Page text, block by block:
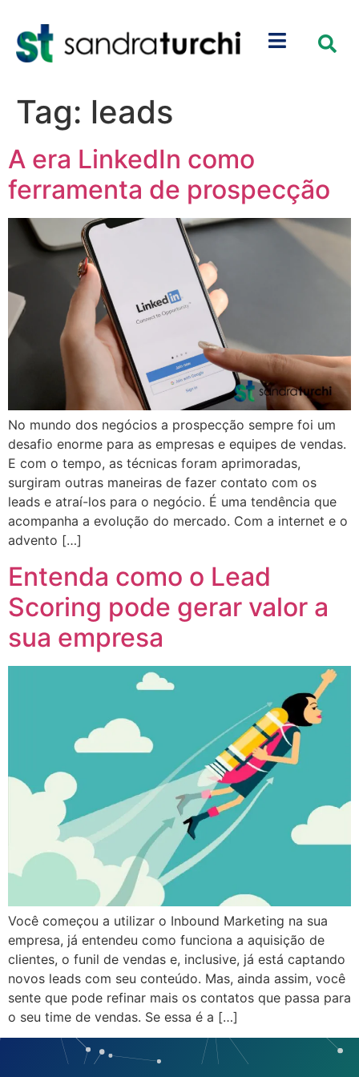
Tag: leads
A era LinkedIn como
ferramenta de prospecção
No mundo dos negócios a prospecção sempre foi um
desafio enorme para as empresas e equipes de vendas.
E com o tempo, as técnicas foram aprimoradas,
surgiram outras maneiras de fazer contato com os
leads e atraí-los para o negócio. É uma tendência que
acompanha a evolução do mercado. Com a internet e o
advento […]
Entenda como o Lead
Scoring pode gerar valor a
sua empresa
Você começou a utilizar o Inbound Marketing na sua
empresa, já entendeu como funciona a aquisição de
clientes, o funil de vendas e, inclusive, já está captando
novos leads com seu conteúdo. Mas, ainda assim, você
sente que pode refinar mais os contatos que passa para
o seu time de vendas. Se essa é a […]